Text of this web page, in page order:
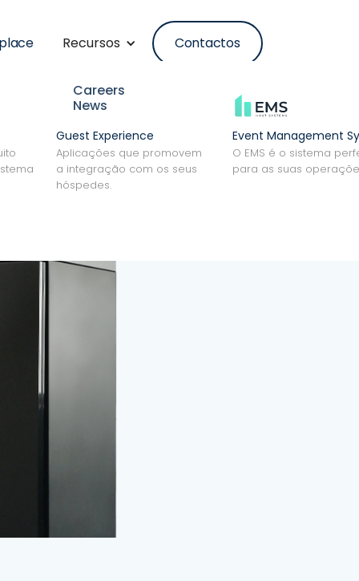
Guest Experience
Aplicações que promovem
a integração com os seus
hóspedes.
Event Management
O EMS é o sistema
para as suas
Recursos
Careers
News
Contactos